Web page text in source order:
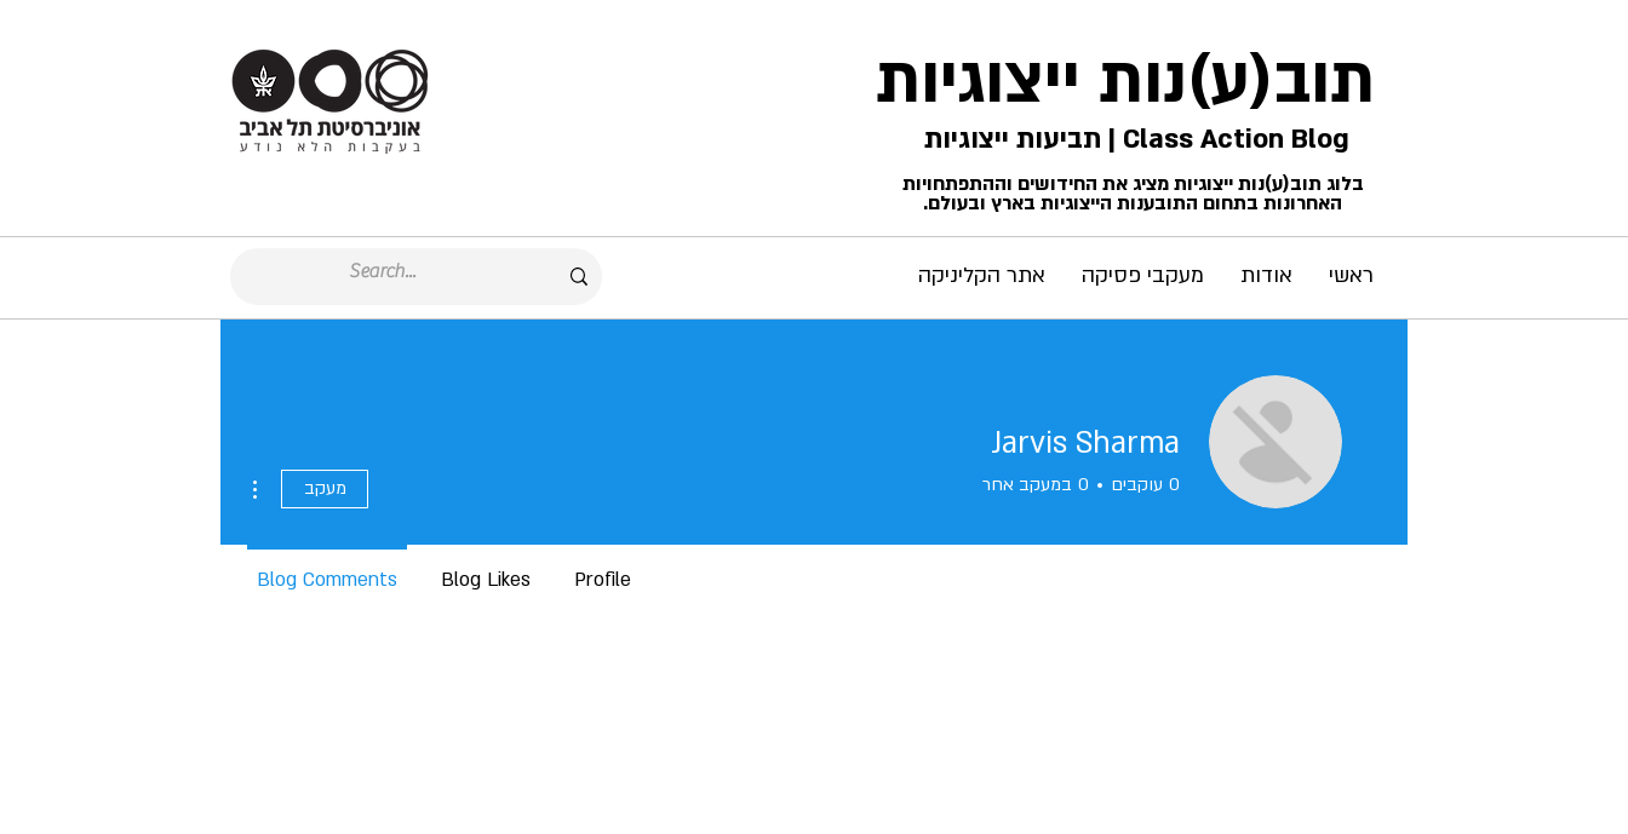
תוב(ע)נות ייצוגיות
Class Action Blog | תביעות ייצוגיות
בלוג תוב(ע)נות ייצוגיות מציג את החידושים וההתפתחויות
האחרונות בתחום התובענות הייצוגיות בארץ ובעולם.
ראשי אודות מעקבי פסיקה אתר הקליניקה
Jarvis Sharma
0 עוקבים 0 במעקב אחר מעקב
Profile
Blog Likes
Blog Comments